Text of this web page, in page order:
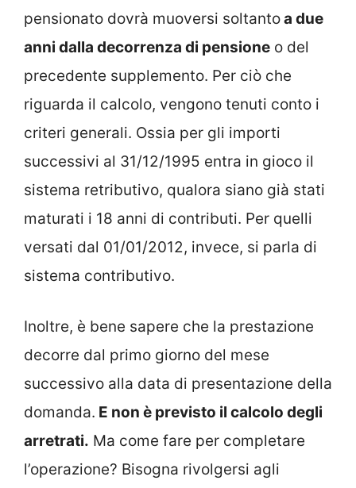
pensionato dovrà muoversi soltantoa due
anni dalla decorrenza di pensione o del
precedente supplemento. Per ciò che
riguarda il calcolo, vengono tenuti conto i
criteri generali. Ossia per gli importi
successivi al 31/12/1995 entra in gioco il
sistema retributivo, qualora siano già stati
maturati i 18 anni di contributi. Per quelli
versati dal 01/01/2012, invece, si parla di
sistema contributivo.
Inoltre, è bene sapere che la prestazione
decorre dal primo giorno del mese
successivo alla data di presentazione della
domanda. E non è previsto il calcolo degli
arretrati. Ma come fare per completare
l’operazione? Bisogna rivolgersi agli